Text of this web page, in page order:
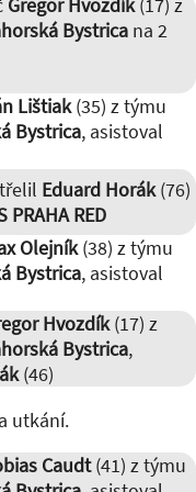
Bystricana 2
Lištiak(35) z týmu
Bystrica, asistoval
Eduard Horák(76)
PRAHA RED
Olejník(38) z týmu
Bystrica, asistoval
Hvozdík(17) z
Bystrica,
(46)
utkání.
Caudt(41) z týmu